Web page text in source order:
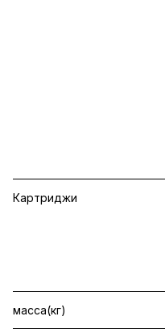
Картриджи
масса(кг)